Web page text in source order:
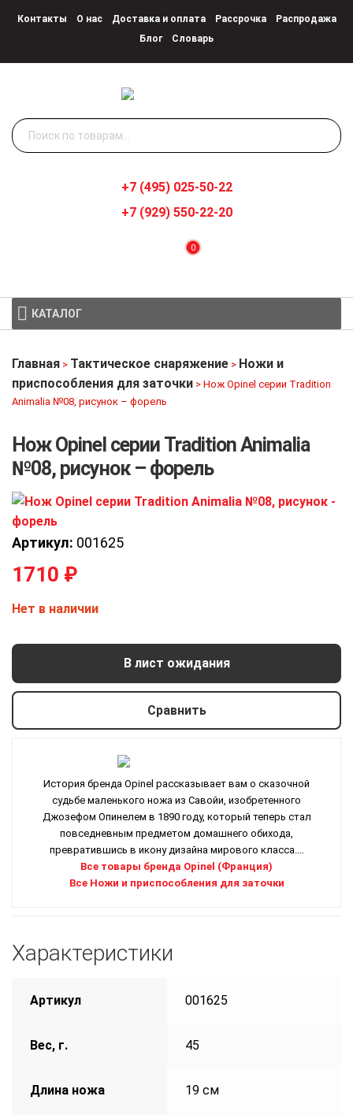
Контакты О нас Доставка и оплата Рассрочка
Распродажа
Блог
Словарь
Искать:
0
+7 (495) 025-50-22
+7 (929) 550-22-20
КАТАЛОГ
Главная > Тактическое снаряжение > Ножи и
приспособления для заточки > Нож Opinel серии Tradition
Animalia №08, рисунок – форель
Нож Opinel серии Tradition Animalia
№08, рисунок – форель
Артикул: 001625
1710 ₽
Нет в наличии
В лист ожидания
Сравнить
История бренда Opinel рассказывает вам о сказочной
судьбе маленького ножа из Савойи, изобретенного
Джозефом Опинелем в 1890 году, который теперь стал
повседневным предметом домашнего обихода,
превратившись в икону дизайна мирового класса....
Все товары бренда Opinel (Франция)
Все Ножи и приспособления для заточки
Характеристики
Артикул 001625
Вес, г. 45
Длина ножа 19 см